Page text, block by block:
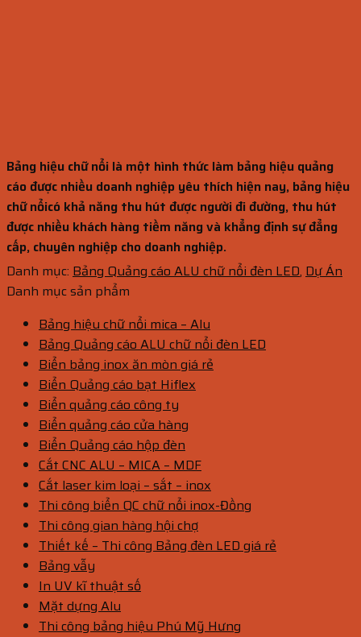
Bảng hiệu chữ nổi là một hình thức làm bảng hiệu quảng
cáo được nhiều doanh nghiệp yêu thích hiện nay, bảng hiệu
chữ nổicó khả năng thu hút được người đi đường, thu hút
được nhiều khách hàng tiềm năng và khẳng định sự đẳng
cấp, chuyên nghiệp cho doanh nghiệp.
Danh mục: Bảng Quảng cáo ALU chữ nổi đèn LED, Dự Án
Danh mục sản phẩm
Bảng hiệu chữ nổi mica – Alu
Bảng Quảng cáo ALU chữ nổi đèn LED
Biển bảng inox ăn mòn giá rẻ
Biển Quảng cáo bạt Hiflex
Biển quảng cáo công ty
Biển quảng cáo cửa hàng
Biển Quảng cáo hộp đèn
Cắt CNC ALU – MICA – MDF
Cắt laser kim loại – sắt – inox
Thi công biển QC chữ nổi inox-Đồng
Thi công gian hàng hội chợ
Thiết kế – Thi công Bảng đèn LED giá rẻ
Bảng vẫy
In UV kĩ thuật số
Mặt dựng Alu
Thi công bảng hiệu Phú Mỹ Hưng